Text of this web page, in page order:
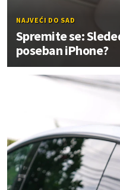
NAJVEĆI DO SAD
Spremite se:
poseban iPhone?